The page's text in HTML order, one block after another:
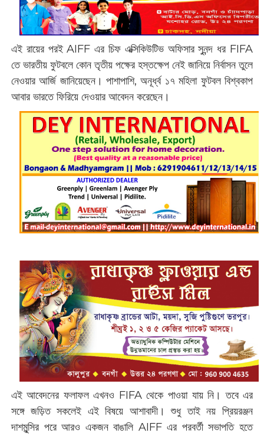
এই রায়ের পর‌ই AIFF এর চিফ এক্সিকিউটিভ অফিসার সুনন্দ ধর FIFA
তে ভারতীয় ফুটবলে কোন তৃতীয় পক্ষের হস্তক্ষেপ নেই জানিয়ে নির্বাসন তুলে
নেওয়ার আর্জি জানিয়েছেন। পাশাপাশি, অনূর্ধ্ব ১৭ মহিলা ফুটবল বিশ্বকাপ
আবার ভারতে ফিরিয়ে দেওয়ার আবেদন করেছেন।
এই আবেদনের ফলাফল এখনও FIFA থেকে পাওয়া যায় নি। তবে এর
সঙ্গে জড়িত সকলেই এই বিষয়ে আশাবাদী। শুধু তাই নয় প্রিয়রঞ্জন
দাশমুন্সির পরে আরও একজন বাঙালি AIFF এর পরবর্তী সভাপতি হতে